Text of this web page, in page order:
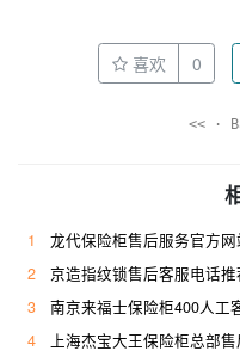
喜欢 0
<< ·
1
龙代保险柜售后服务官方网
2
京造指纹锁售后客服电话
3
南京来福士保险柜400人工
4
上海杰宝大王保险柜总部售后